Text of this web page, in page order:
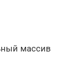
массив